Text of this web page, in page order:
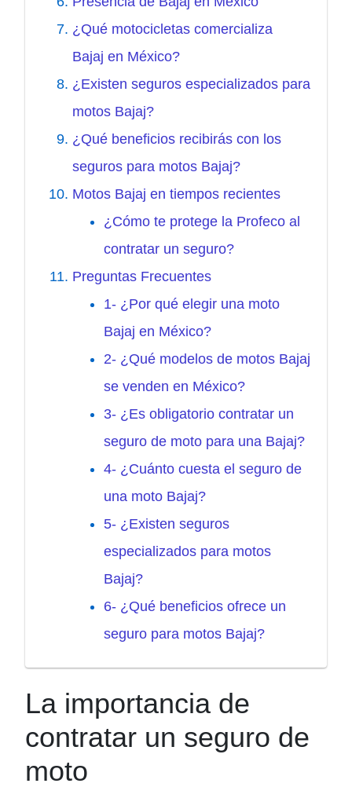
¿Qué motocicletas comercializa
Bajaj en México?
¿Existen seguros especializados para
motos Bajaj?
¿Qué beneficios recibirás con los
seguros para motos Bajaj?
Motos Bajaj en tiempos recientes
¿Cómo te protege la Profeco al
contratar un seguro?
Preguntas Frecuentes
1- ¿Por qué elegir una moto
Bajaj en México?
2- ¿Qué modelos de motos Bajaj
se venden en México?
3- ¿Es obligatorio contratar un
seguro de moto para una Bajaj?
4- ¿Cuánto cuesta el seguro de
una moto Bajaj?
5- ¿Existen seguros
especializados para motos
Bajaj?
6- ¿Qué beneficios ofrece un
seguro para motos Bajaj?
La importancia de
contratar un seguro de
moto